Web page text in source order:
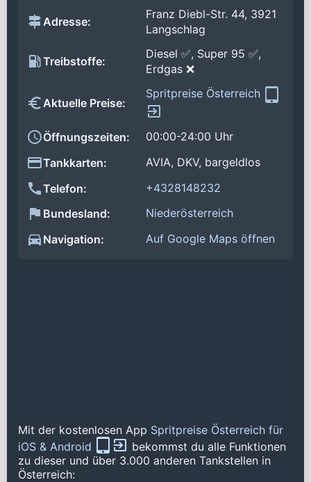
Adresse:
Franz Diebl-Str. 44, 3921
Langschlag
Treibstoffe:
Diesel ✅, Super 95 ✅,
Erdgas ❌
Aktuelle Preise:
Spritpreise Österreich
Öffnungszeiten:
00:00-24:00 Uhr
Tankkarten:
AVIA, DKV, bargeldlos
Telefon:
+4328148232
Bundesland:
Niederösterreich
Navigation:
Auf Google Maps öffnen
Mit der kostenlosen App Spritpreise Österreich für
iOS & Android
bekommst du alle Funktionen
zu dieser und über 3.000 anderen Tankstellen in
Österreich: